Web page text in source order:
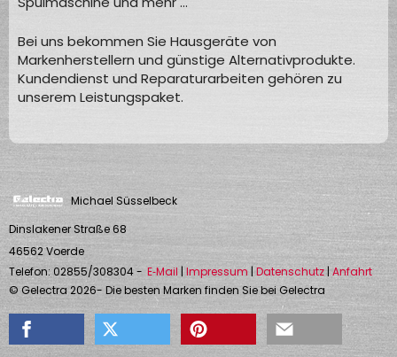
Bei uns bekommen Sie Hausgeräte von
Markenherstellern und günstige Alternativprodukte.
Kundendienst und Reparaturarbeiten gehören zu
unserem Leistungspaket.
Michael Süsselbeck
Dinslakener Straße 68
46562Voerde
Telefon: 02855/308304- E‑Mail | Impressum | Datenschutz | Anfahrt
© Gelectra 2026- Die besten Marken finden Sie bei Gelectra